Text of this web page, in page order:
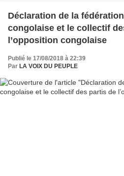
Déclaration de la
congolaise et le collectif
l’opposition congolaise
Publié le 17/08/2018 à 22:39
Par LA VOIX DU PEUPLE